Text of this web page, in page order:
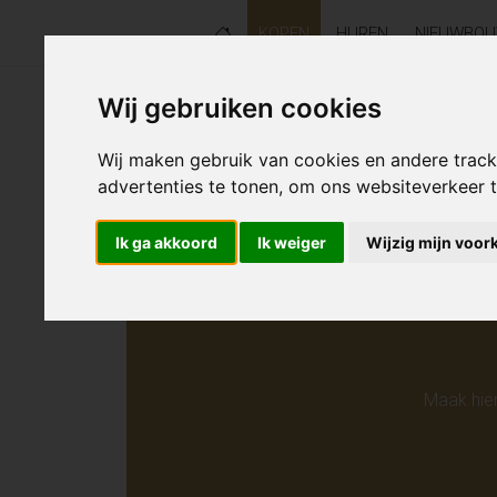
Wij gebruiken cookies
Wij maken gebruik van cookies en andere
advertenties te tonen, om ons websiteverkeer
Ik ga akkoord Ik weiger Wijzig mijn
KOPEN HUREN
Helaas
Maak